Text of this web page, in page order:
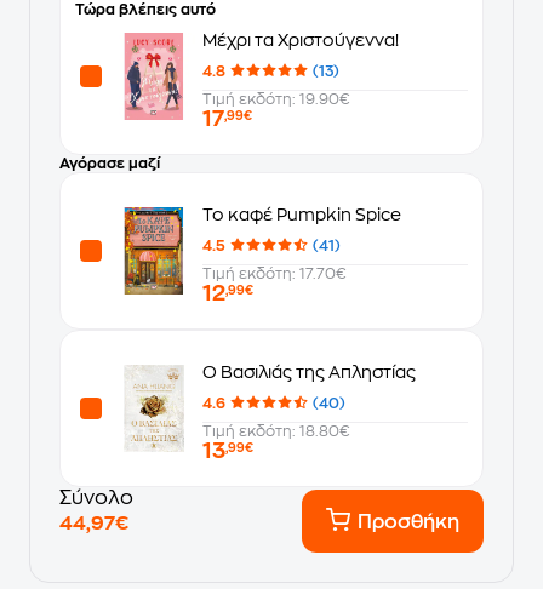
Τώρα βλέπεις αυτό
Μέχρι τα Χριστούγεννα!
4.8
(13)
Τιμή εκδότη: 19.90€
17,99€
Αγόρασε μαζί
Το καφέ Pumpkin Spice
4.5
(41)
Τιμή εκδότη: 17.70€
12,99€
O Βασιλιάς της Απληστίας
4.6
(40)
Τιμή εκδότη: 18.80€
13,99€
Σύνολο
44,97€
Προσθήκη